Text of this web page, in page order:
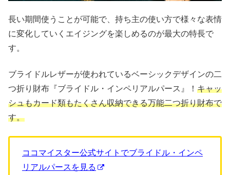
長い期間使うことが可能で、持ち主の使い方で様々な表情
に変化していくエイジングを楽しめるのが最大の特長で
す。
ブライドルレザーが使われているベーシックデザインの二
つ折り財布『ブライドル・インペリアルパース』！ キャッ
シュもカード類もたくさん収納できる万能二つ折り財布で
す。
ココマイスター公式サイトでブライドル・インペ
リアルパースを見る